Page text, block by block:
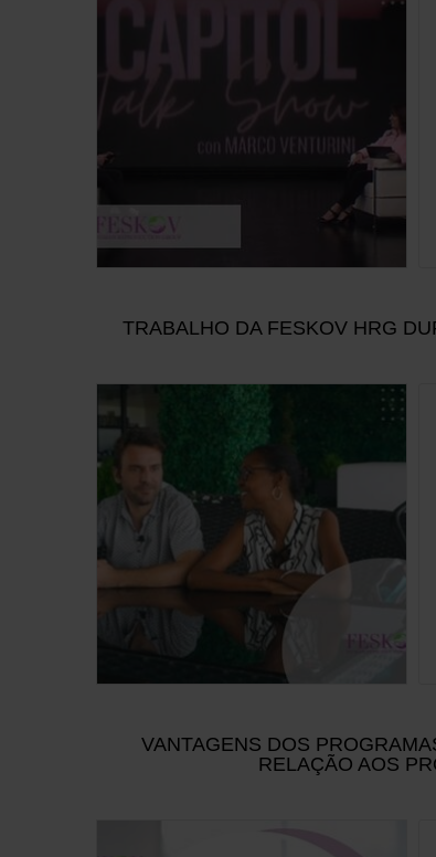
TRABALHO DA FESKOV HRG
VANTAGENS DOS
RELAÇÃO AOS